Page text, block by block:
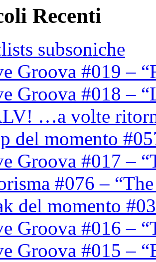
Recenti
subsoniche
Groova #019 –
Groova #018 –
…a volte
del momento
Groova #017 –
#076 –
del momento
Groova #016 –
Groova #015 –